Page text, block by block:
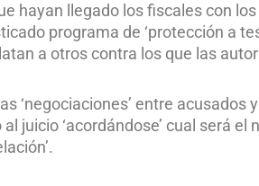
hayan llegado los fiscales con
programa de ‘protección a
a otros contra los que las
‘negociaciones’ entre acusados
juicio ‘acordándose’ cual será